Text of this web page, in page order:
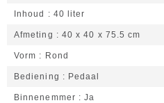
Inhoud 40 liter
Afmeting 40 x 40 x 75.5 cm
Vorm Rond
Bediening Pedaal
Binnenemmer Ja